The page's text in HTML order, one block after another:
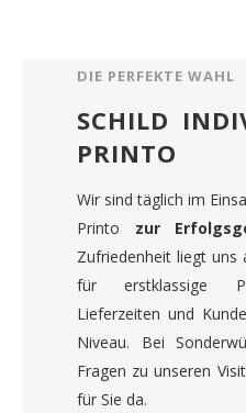
DIE PERFEKTE WAHL
SCHILD
PRINTO
Wir sind täglich im
Printo zur
Zufriedenheit liegt uns
für erstklassige
Lieferzeiten und
Niveau. Bei
Fragen zu unseren
für Sie da.